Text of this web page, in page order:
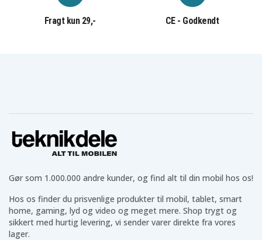
Fragt kun 29,- CE - Godkendt
Gør som 1.000.000 andre kunder, og find alt til din mobil hos os!
Hos os finder du prisvenlige produkter til mobil, tablet, smart
home, gaming, lyd og video og meget mere. Shop trygt og
sikkert med hurtig levering, vi sender varer direkte fra vores
lager.